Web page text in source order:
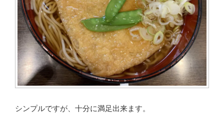
シンプルですが、十分に満足出来ます。